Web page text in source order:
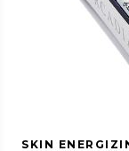
SKIN